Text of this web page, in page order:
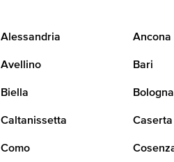
Alessandria Ancona
Avellino Bari
Biella Bologna
Caltanissetta Caserta
Como